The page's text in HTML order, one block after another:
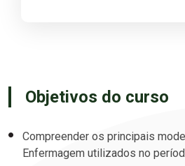
Objetivos do curso
Compreender os principais
Enfermagem utilizados no